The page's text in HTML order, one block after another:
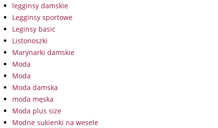
legginsy damskie
Legginsy sportowe
Leginsy basic
Listonoszki
Marynarki damskie
Moda
Moda
Moda damska
moda męska
Moda plus size
Modne sukienki na wesele